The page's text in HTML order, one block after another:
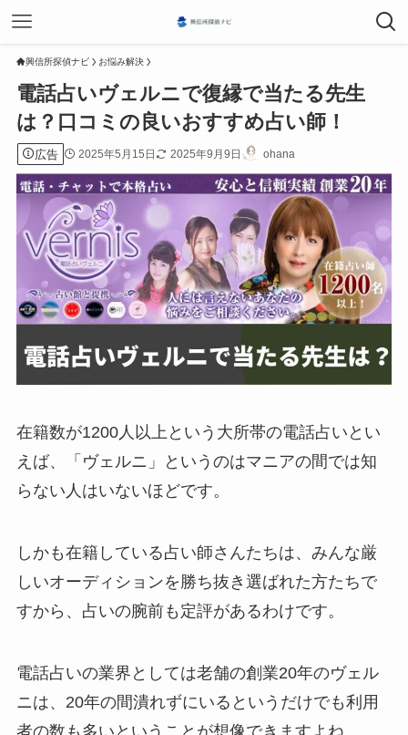
興信所探偵ナビ お悩み解決
電話占いヴェルニで復縁で当たる先生
は？口コミの良いおすすめ占い師！
広告 2025年5月15日 2025年9月9日 ohana
在籍数が1200人以上という大所帯の電話占いとい
えば、「ヴェルニ」というのはマニアの間では知
らない人はいないほどです。
しかも在籍している占い師さんたちは、みんな厳
しいオーディションを勝ち抜き選ばれた方たちで
すから、占いの腕前も定評があるわけです。
電話占いの業界としては老舗の創業20年のヴェル
ニは、20年の間潰れずにいるというだけでも利用
者の数も多いということが想像できますよね。